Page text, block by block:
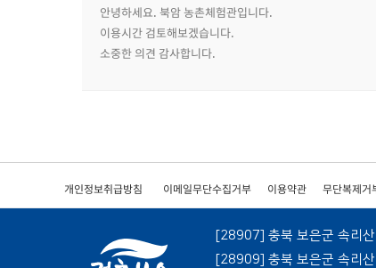
안녕하세요. 북암 농촌체험관입니다.
이용시간 검토해보겠습니다.
소중한 의견 감사합니다.
개인정보취급방침 이메일무단수집거부 이용약관 무단복제거
[28907] 충북 보은군 속리
[28909] 충북 보은군 속리